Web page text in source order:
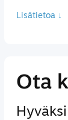
Lisätietoa ↓
Ota